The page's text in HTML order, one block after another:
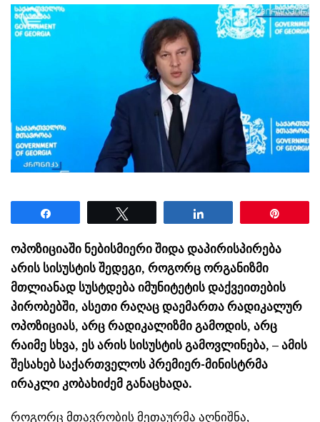
ოპოზიციაში ნებისმიერი შიდა დაპირისპირება
არის სისუსტის შედეგი, როგორც ორგანიზმი
მთლიანად სუსტდება იმუნიტეტის დაქვეითების
პირობებში, ასეთი რაღაც დაემართა რადიკალურ
ოპოზიციას, არც რადიკალიზმი გამოდის, არც
რაიმე სხვა, ეს არის სისუსტის გამოვლინება, – ამის
შესახებ საქართველოს პრემიერ-მინისტრმა
ირაკლი კობახიძემ განაცხადა.
როგორც მთავრობის მეთაურმა აღნიშნა,